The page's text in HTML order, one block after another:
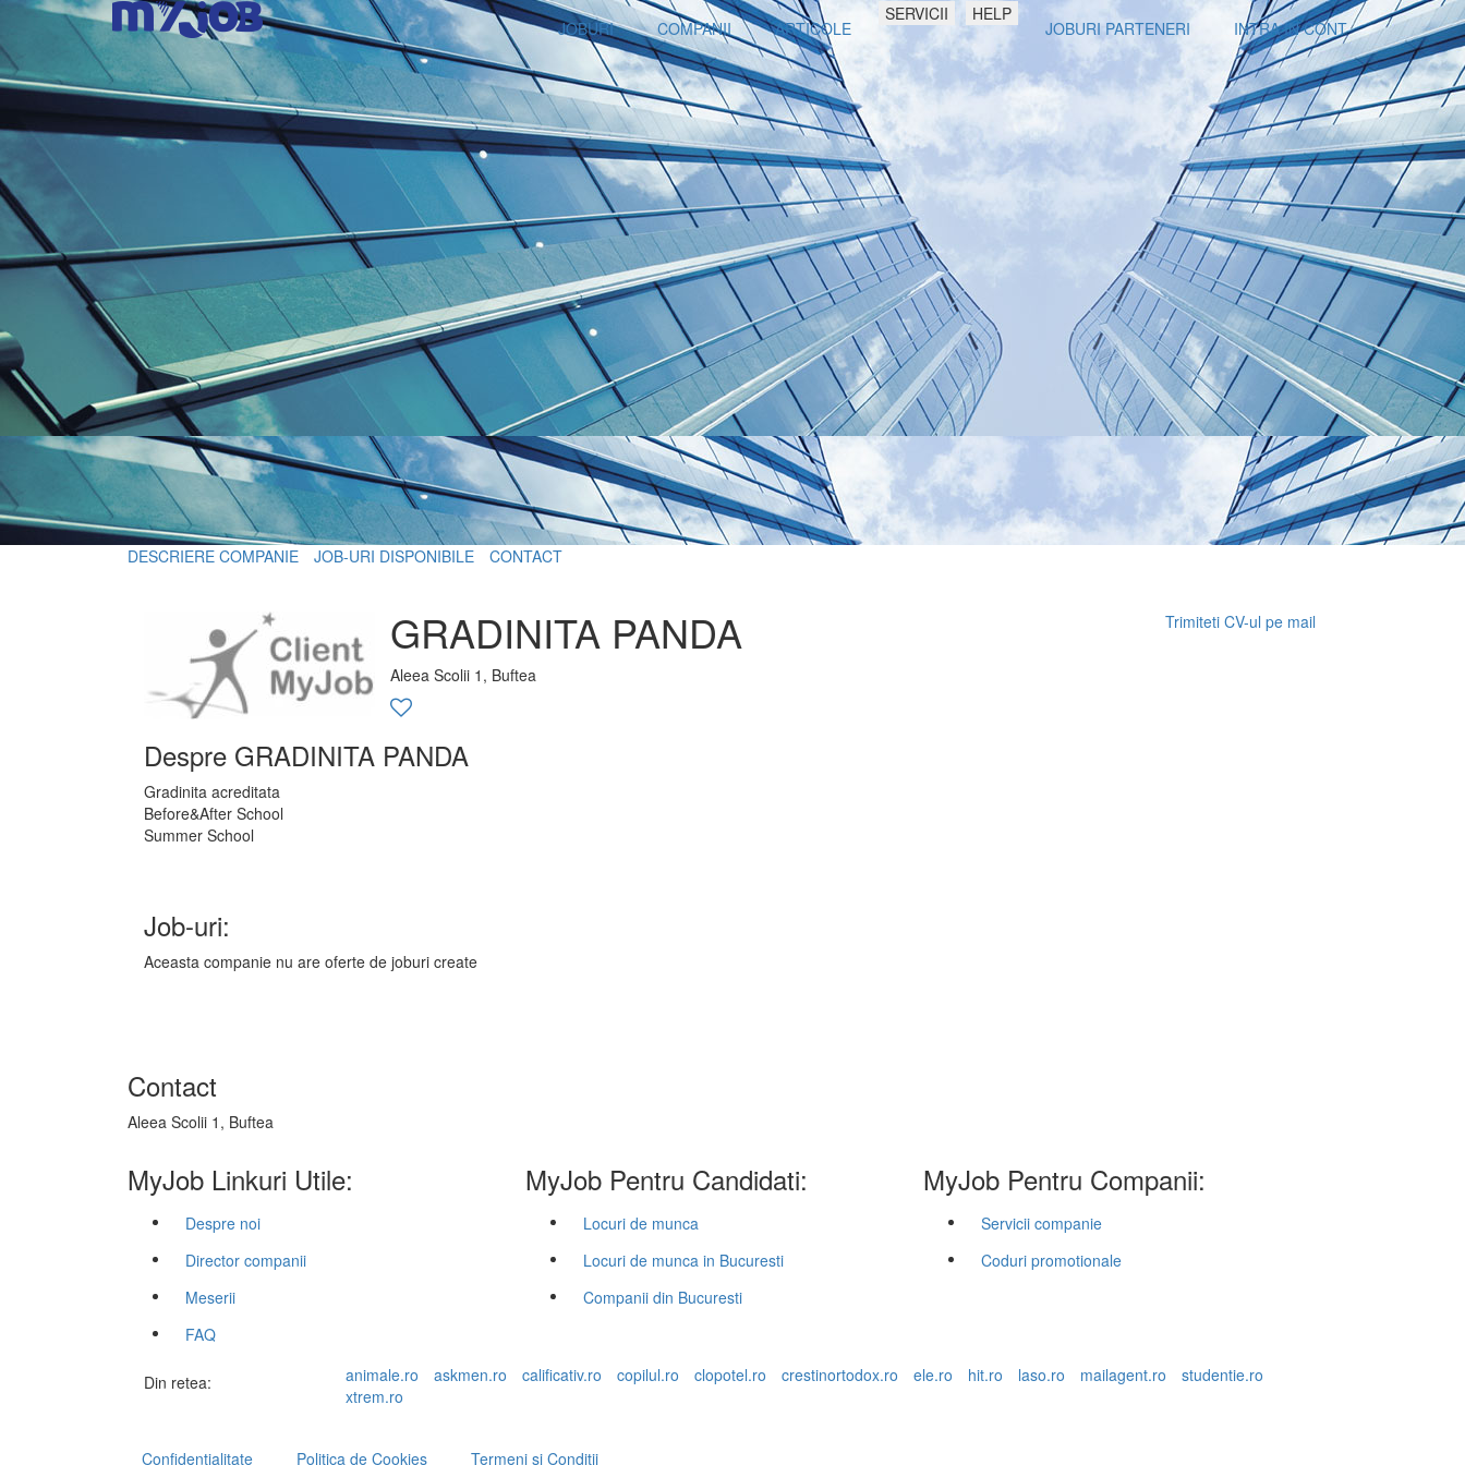
JOBURI COMPANII ARTICOLE
SERVICII HELP
JOBURI PARTENERI INTRA IN CONT
DESCRIERE COMPANIE JOB-URI DISPONIBILE CONTACT
GRADINITA PANDA
Aleea Scolii 1, Buftea
Trimiteti CV-ul pe mail
Despre GRADINITA PANDA
Gradinita acreditata
Before&After School
Summer School
Job-uri:
Aceasta companie nu are oferte de joburi create
Contact
Aleea Scolii 1, Buftea
MyJob Linkuri Utile:
Despre noi
Director companii
Meserii
FAQ
MyJob Pentru Candidati:
Locuri de munca
Locuri de munca in Bucuresti
Companii din Bucuresti
MyJob Pentru Companii:
Servicii companie
Coduri promotionale
Din retea: animale.ro askmen.ro calificativ.ro copilul.ro clopotel.ro crestinortodox.ro ele.ro hit.ro laso.ro mailagent.ro
studentie.ro
xtrem.ro
Confidentialitate Politica de Cookies Termeni si Conditii